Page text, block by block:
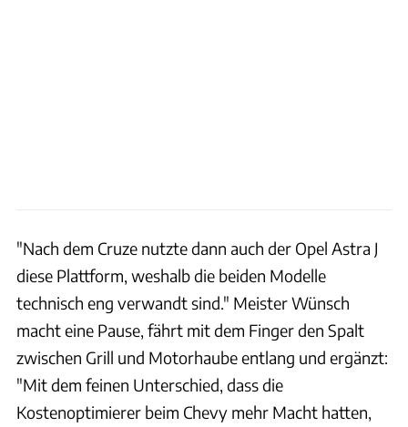
"Nach dem Cruze nutzte dann auch der Opel Astra J
diese Plattform, weshalb die beiden Modelle
technisch eng verwandt sind." Meister Wünsch
macht eine Pause, fährt mit dem Finger den Spalt
zwischen Grill und Motorhaube entlang und ergänzt:
"Mit dem feinen Unterschied, dass die
Kostenoptimierer beim Chevy mehr Macht hatten,